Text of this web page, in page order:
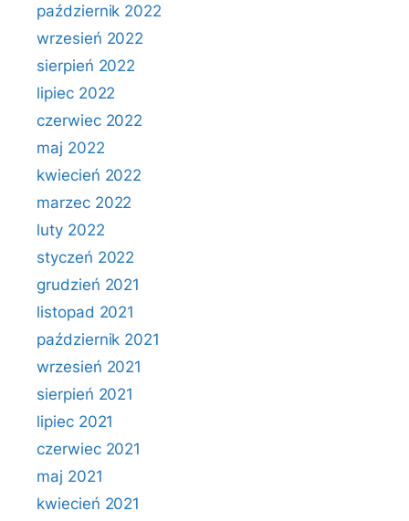
październik 2022
wrzesień 2022
sierpień 2022
lipiec 2022
czerwiec 2022
maj 2022
kwiecień 2022
marzec 2022
luty 2022
styczeń 2022
grudzień 2021
listopad 2021
październik 2021
wrzesień 2021
sierpień 2021
lipiec 2021
czerwiec 2021
maj 2021
kwiecień 2021